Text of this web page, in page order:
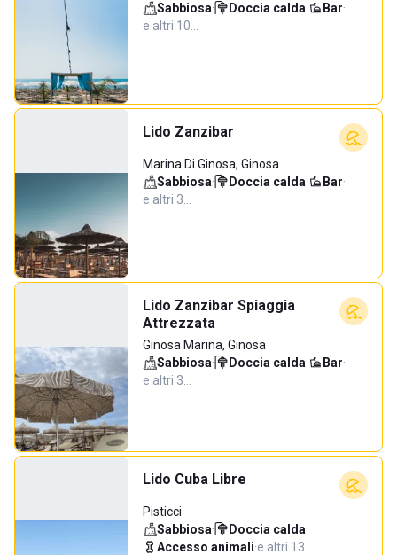
Sabbiosa· Doccia calda· Bar·
e altri 10…
Lido Zanzibar
Marina Di Ginosa, Ginosa
Sabbiosa· Doccia calda· Bar·
e altri 3…
Lido Zanzibar Spiaggia
Attrezzata
Ginosa Marina, Ginosa
Sabbiosa· Doccia calda· Bar·
e altri 3…
Lido Cuba Libre
Pisticci
Sabbiosa· Doccia calda·
Accesso animali·e altri 13…